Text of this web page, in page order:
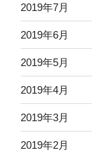
2019年7月
2019年6月
2019年5月
2019年4月
2019年3月
2019年2月